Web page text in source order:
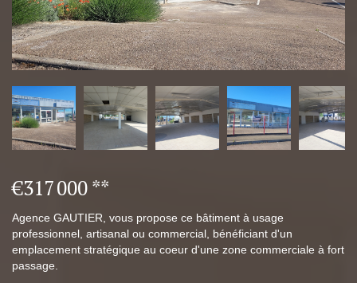
€317 000**
Agence GAUTIER, vous propose ce bâtiment à usage
professionnel, artisanal ou commercial, bénéficiant d'un
emplacement stratégique au coeur d'une zone commerciale à fort
passage.